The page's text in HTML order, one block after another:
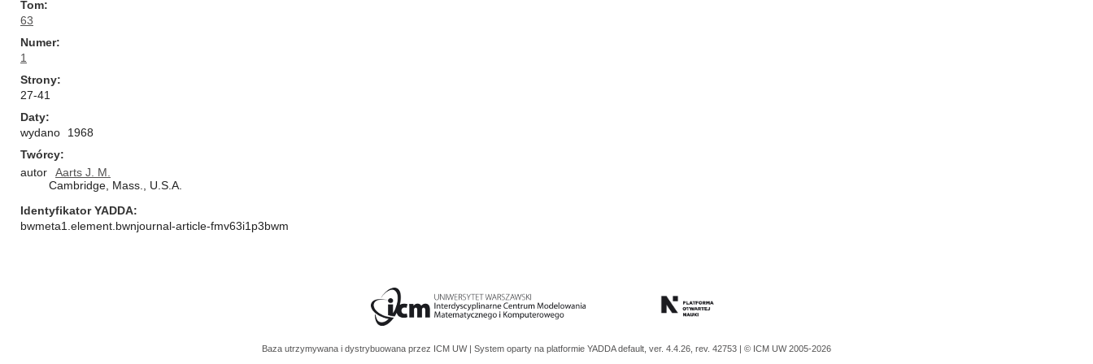
Tom
63
Numer
1
Strony
27-41
Daty
wydano
1968
Twórcy
autor
Aarts J. M.
Cambridge, Mass., U.S.A.
Identyfikator YADDA
bwmeta1.element.bwnjournal-article-fmv63i1p3bwm
Baza utrzymywana i dystrybuowana przez ICM UW | System oparty na platformie YADDAdefault, ver. 4.4.26, rev. 42753 | © ICM UW 2005-2026